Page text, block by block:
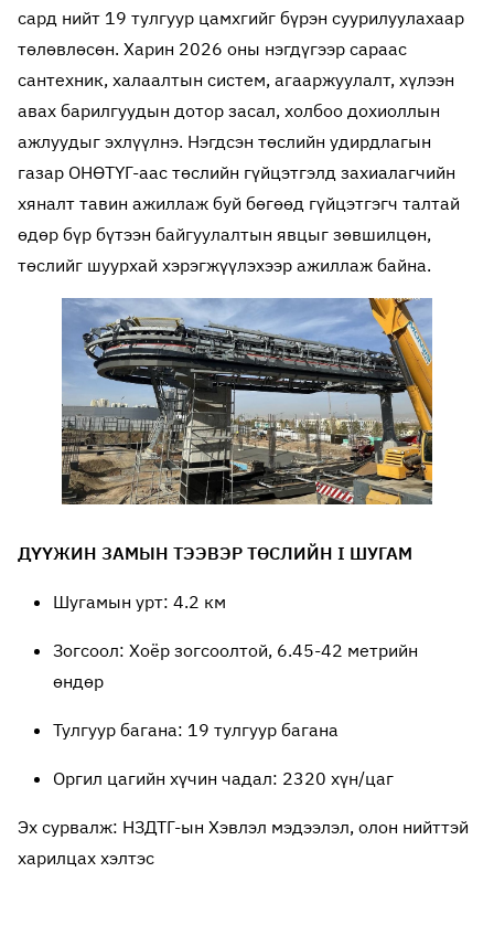
сард нийт 19 тулгуур цамхгийг бүрэн суурилуулахаар
төлөвлөсөн. Харин 2026 оны нэгдүгээр сараас
сантехник, халаалтын систем, агааржуулалт, хүлээн
авах барилгуудын дотор засал, холбоо дохиоллын
ажлуудыг эхлүүлнэ. Нэгдсэн төслийн удирдлагын
газар ОНӨТҮГ-аас төслийн гүйцэтгэлд захиалагчийн
хяналт тавин ажиллаж буй бөгөөд гүйцэтгэгч талтай
өдөр бүр бүтээн байгуулалтын явцыг зөвшилцөн,
төслийг шуурхай хэрэгжүүлэхээр ажиллаж байна.
ДҮҮЖИН ЗАМЫН ТЭЭВЭР ТӨСЛИЙН I ШУГАМ
Шугамын урт: 4.2 км
Зогсоол: Хоёр зогсоолтой, 6.45-42 метрийн
өндөр
Тулгуур багана: 19 тулгуур багана
Оргил цагийн хүчин чадал: 2320 хүн/цаг
Эх сурвалж: НЗДТГ-ын Хэвлэл мэдээлэл, олон нийттэй
харилцах хэлтэс